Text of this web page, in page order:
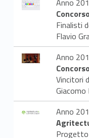
Anno
Finalisti
Flavio
Anno
Vincitori
Giacomo
Anno